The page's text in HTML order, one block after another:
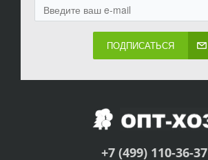
ПОДПИСАТЬСЯ
+7 (499) 110-36-37